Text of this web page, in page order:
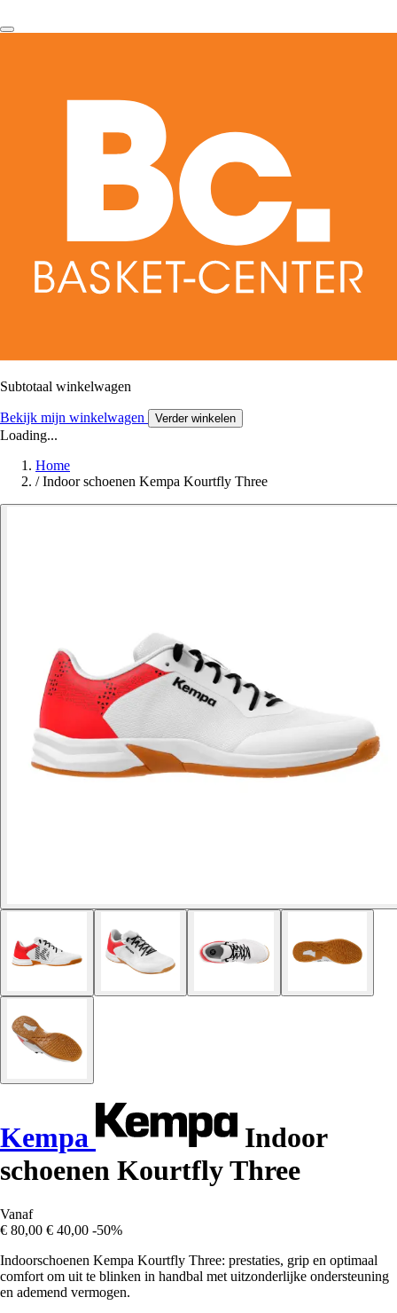
Subtotaal winkelwagen
Bekijk mijn winkelwagen Verder winkelen
Loading...
Home
/ Indoor schoenen Kempa Kourtfly Three
Kempa
Indoor
schoenen Kourtfly Three
Vanaf
€ 80,00 € 40,00 -50%
Indoorschoenen Kempa Kourtfly Three: prestaties, grip en optimaal
comfort om uit te blinken in handbal met uitzonderlijke ondersteuning
en ademend vermogen.